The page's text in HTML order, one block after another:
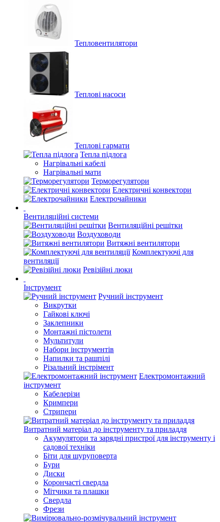
Тепловентилятори
Теплові насоси
Теплові гармати
Тепла підлога
Нагрівальні кабелі
Нагрівальні мати
Терморегулятори
Електричні конвектори
Електрочайники
Вентиляційні системи
Вентиляційні решітки
Воздуховоди
Витяжні вентилятори
Комплектуючі для
вентиляції
Ревізійні люки
Інструмент
Ручний інструмент
Викрутки
Гайкові ключі
Заклепники
Монтажні пістолети
Мультитули
Набори інструментів
Напилки та рашпілі
Різальний інстрімент
Електромонтажний
інструмент
Кабелерізи
Кримпери
Стрипери
Витратний матеріал до інструменту та приладдя
Акумулятори та зарядні пристрої для інструменту і
садової техніки
Біти для шуруповерта
Бури
Диски
Корончасті свердла
Мітчики та плашки
Свердла
Фрези